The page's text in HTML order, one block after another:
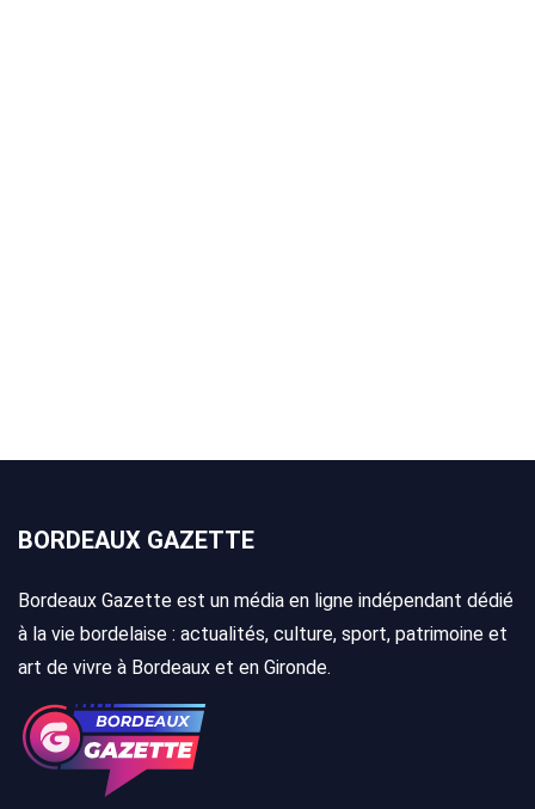
BORDEAUX GAZETTE
Bordeaux Gazette est un média en ligne indépendant dédié
à la vie bordelaise : actualités, culture, sport, patrimoine et
art de vivre à Bordeaux et en Gironde.